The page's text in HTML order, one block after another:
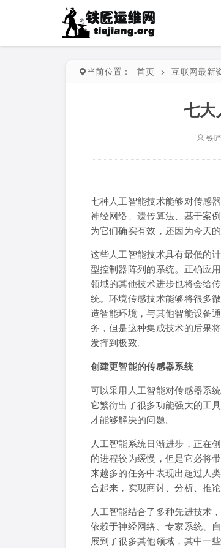
当前位置： 首页 > 互联网最新
七大
铁匠
七种人工智能技术能够对传感
神经网络、遗传算法、基于案
为它们确实有效，还因为今天
这些人工智能技术具有最低的
型控制器阵列的系统。正确应
领域的其他技术进步也将会给
统。环境传感技术能够将很多
造智能环境，与其他智能设备
务，但是这种集成技术的后果
发挥到极致。
创建更智能的传感器系统
可以采用人工智能对传感器系
它繁衍出了很多功能强大的工
才能够解决的问题。
人工智能系统日渐进步，正在
的进程较为缓慢，但是它必将
来越多的任务中表现出超过人
合起来，实现商讨、分析、推
人工智能结合了多种先进技术
依赖于神经网络、专家系统、
展到了很多其他领域，其中一